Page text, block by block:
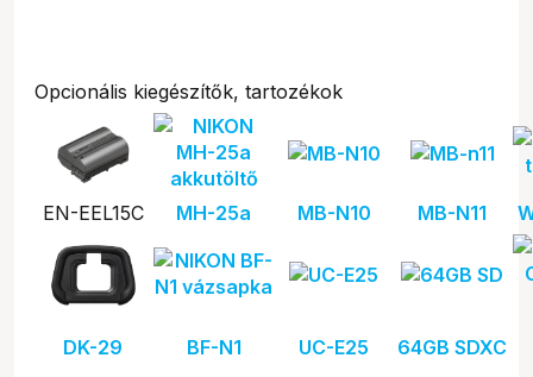
Opcionális kiegészítők, tartozékok
EN-EEL15C MH-25a MB-N10 MB-N11
DK-29 BF-N1 UC-E25 64GB SDXC